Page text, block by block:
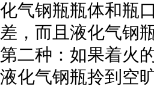
化气钢瓶瓶体和瓶
差，而且液化气钢
第二种：如果着火
液化气钢瓶拎到空